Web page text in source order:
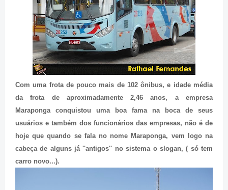
Com uma frota de pouco mais de 102 ônibus, e idade média
da frota de aproximadamente 2,46 anos, a empresa
Maraponga conquistou uma boa fama na boca de seus
usuários e também dos funcionários das empresas, não é de
hoje que quando se fala no nome Maraponga, vem logo na
cabeça de alguns já ''antigos'' no sistema o slogan, ( só tem
carro novo...).